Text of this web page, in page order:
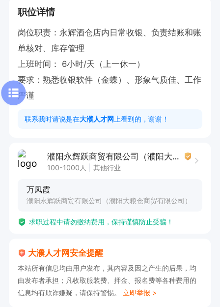
职位详情
岗位职责：永辉酒仓店内日常收银、负责结账和账
单核对、库存管理
上班时间： 6小时/天（上一休一）
要求：熟悉收银软件（金蝶）、形象气质佳、工作
严谨
联系我时请说是在大濮人才网 上看到的，谢谢！
濮阳永辉跃商贸有限公司（濮阳大粮仓商贸有限公司）
100-1000人 其他行业
万凤霞
濮阳永辉跃商贸有限公司（濮阳大粮仓商贸有限公司）
求职过程中请勿缴纳费用，保持谨慎防止受骗！
大濮人才网安全提醒
本站所有信息均由用户发布，其内容及因之产生的后果，均
由发布者承担；凡收取服装费、押金、报名费等各种费用的
信息均有欺诈嫌疑，请保持警惕。 立即举报 >